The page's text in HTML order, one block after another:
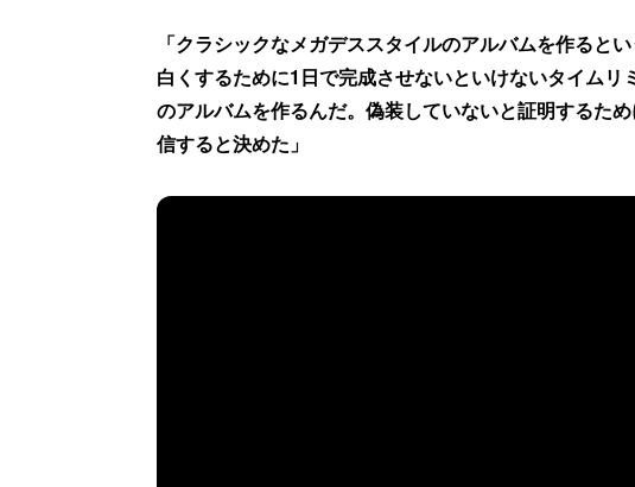
「クラシックなメガデススタイルのアルバムを作ると
白くするために1日で完成させないといけないタイム
のアルバムを作るんだ。偽装していないと証明するた
信すると決めた」